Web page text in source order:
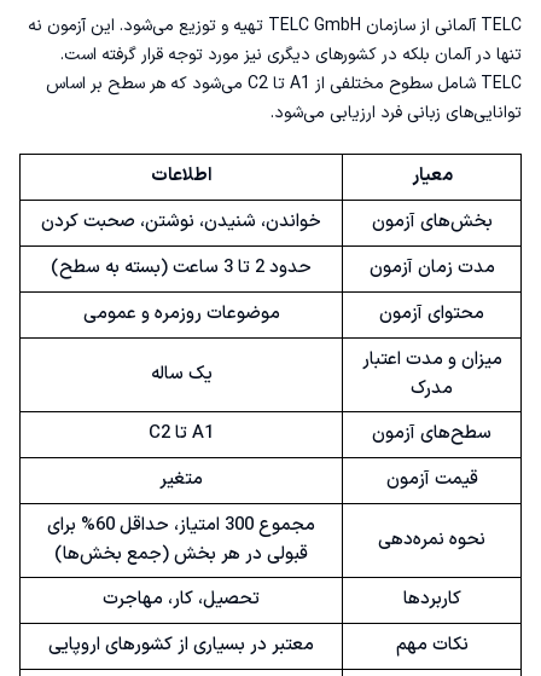
TELC آلمانی از سازمان TELC GmbH تهیه و توزیع می‌شود. این آزمون نه
تنها در آلمان بلکه در کشورهای دیگری نیز مورد توجه قرار گرفته است.
TELC شامل سطوح مختلفی از A1 تا C2 می‌شود که هر سطح بر اساس
توانایی‌های زبانی فرد ارزیابی می‌شود.
معیار
اطلاعات
بخش‌های آزمون
خواندن، شنیدن، نوشتن، صحبت کردن
مدت زمان آزمون
حدود 2 تا 3 ساعت (بسته به سطح)
محتوای آزمون
موضوعات روزمره و عمومی
میزان و مدت اعتبار
مدرک
یک ساله
سطح‌های آزمون
A1 تا C2
قیمت آزمون
متغیر
نحوه نمره‌دهی
مجموع 300 امتیاز، حداقل 60% برای
قبولی در هر بخش (جمع بخش‌ها)
کاربردها
تحصیل، کار، مهاجرت
نکات مهم
معتبر در بسیاری از کشورهای اروپایی